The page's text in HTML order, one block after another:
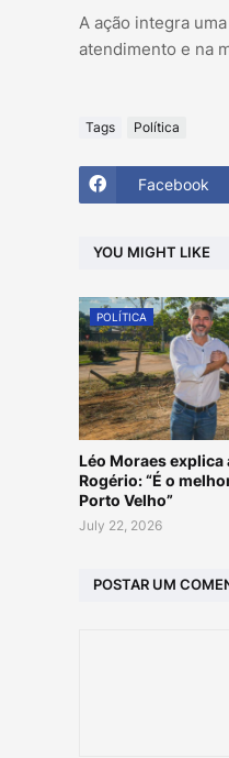
A ação integra
atendimento e na
Tags Política
Facebook
YOU MIGHT LIKE
POLÍTICA
Léo Moraes explica
Rogério: “É o
Porto Velho”
July 22, 2026
POSTAR UM